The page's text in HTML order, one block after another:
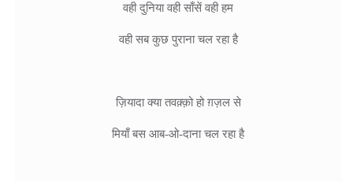
वही दुनिया वही साँसें वही हम
वही सब कुछ पुराना चल रहा है
ज़ियादा क्या तवक़्क़ो हो ग़ज़ल से
मियाँ बस आब-ओ-दाना चल रहा है